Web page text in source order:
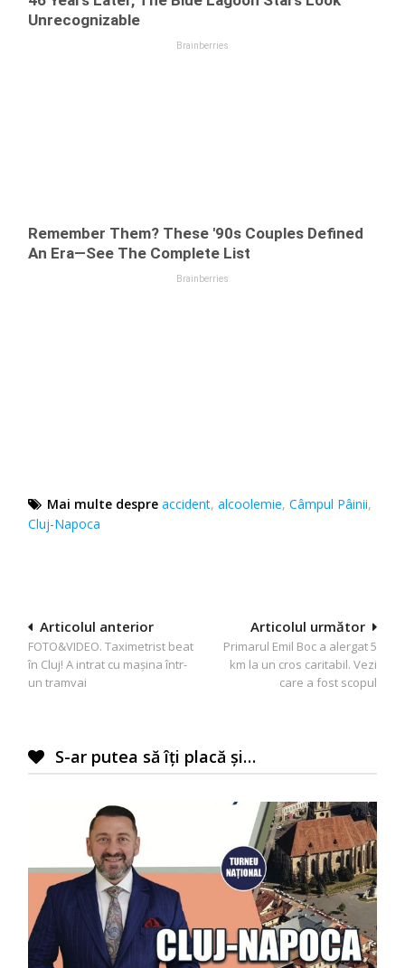
Mai multe despre accident,alcoolemie,Câmpul Pâinii,
Cluj-Napoca
Navigare
în
articole
Articolul următor
Primarul Emil Boc a alergat 5
km la un cros caritabil. Vezi
care a fost scopul
Articolul anterior
FOTO&VIDEO. Taximetrist beat
în Cluj! A intrat cu mașina într-
un tramvai
S-ar putea să îți placă și…